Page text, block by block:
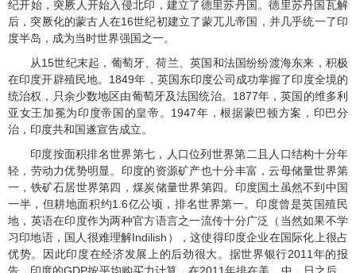
纪开始，突厥人开始入侵北印，建立了德里苏丹国。德里苏丹国瓦解
后，突厥化的蒙古人在16世纪初建立了蒙兀儿帝国，并几乎统一了印
度半岛，成为当时世界强国之一。
从15世纪末起，葡萄牙、荷兰、英国和法国纷纷渡海东来，积极
在印度开辟殖民地。 1849年，英国东印度公司成功掌握了印度全境的
统治权，只余少数地区由葡萄牙及法国统治。 1877年，英国的维多利
亚女王加冕为印度帝国的皇帝。 1947年，根据蒙巴顿方案，印巴分
治，印度共和国遂宣告成立。
印度按面积排名世界第七，人口位列世界第二且人口结构十分年
轻，劳动力优势明显。印度的资源矿产也十分丰富，云母储量世界第
一，铁矿石居世界第四，煤炭储量世界第四。印度国土虽然不到中国
一半，但耕地面积约1.6亿公顷，排名世界第一。印度曾是英国殖民
地，英语在印度作为两种官方语言之一流传十分广泛（当然如果不学
习印地语，国人很难理解Indilish ），这使得印度企业在国际化上很占
优势。因此印度在经济发展上的后劲很大。据世界银行2011年的报